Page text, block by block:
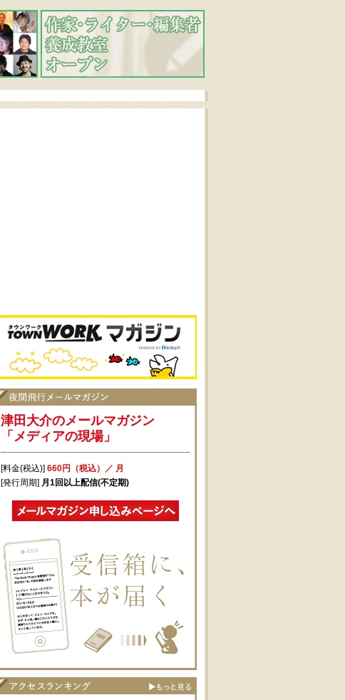
津田大介のメールマガジン
「メディアの現場」
[料金(税込)] 660円（税込）／ 月
[発行周期] 月1回以上配信(不定期)